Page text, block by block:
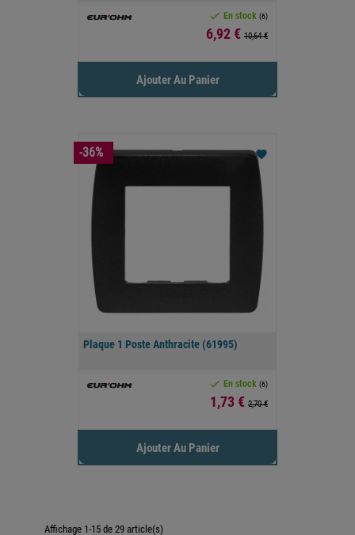
 En stock (6)
Prix
6,92 € 10,64 €
Ajouter Au Panier
Plaque 1 Poste Anthracite (61995)
 En stock (6)
Prix
1,73 € 2,70 €
favorite
Ajouter Au Panier
-36%
Affichage 1-15 de 29 article(s)